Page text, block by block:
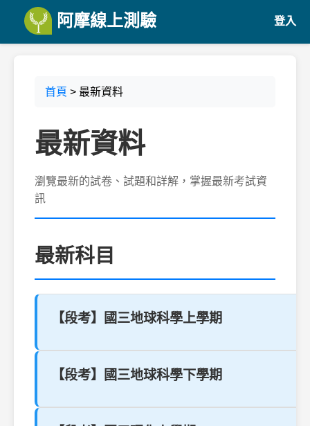
阿摩線上測驗 登入
首頁 > 最新資料
最新資料
瀏覽最新的試卷、試題和詳解，掌握最新考試資
訊
最新科目
【段考】國三地球科學上學期
【段考】國三地球科學下學期